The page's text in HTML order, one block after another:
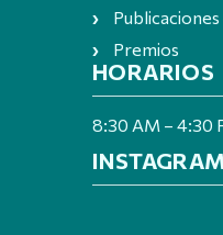
Premios
HORARIOS
8:30 AM – 4:30